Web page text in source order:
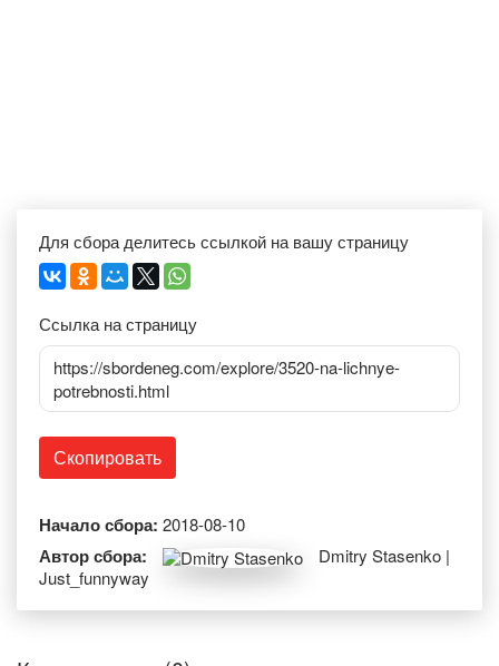
Для сбора делитесь ссылкой на вашу страницу
Ссылка на страницу
https://sbordeneg.com/explore/3520-na-lichnye-
potrebnosti.html
Скопировать
Начало сбора: 2018-08-10
Автор сбора:
Dmitry Stasenko |
Just_funnyway